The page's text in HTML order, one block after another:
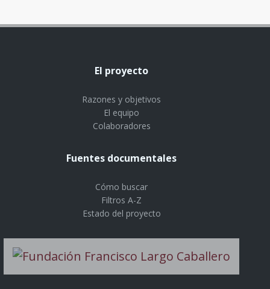
El proyecto
Razones y objetivos
El equipo
Colaboradores
Fuentes documentales
Cómo buscar
Filtros A-Z
Estado del proyecto